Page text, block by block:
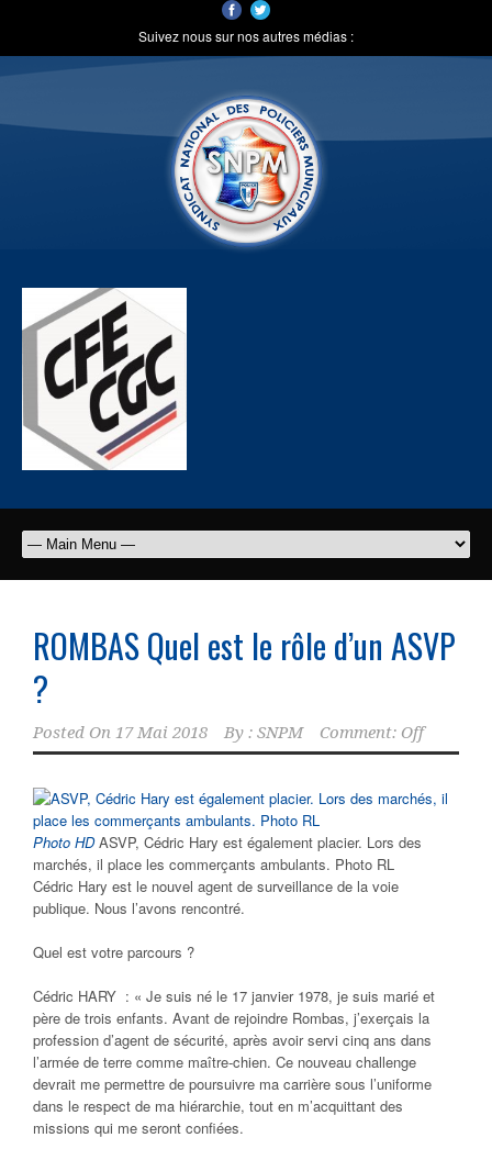
Suivez nous sur nos autres médias :
ROMBAS Quel est le rôle d’un ASVP
?
Posted On 17 Mai 2018 By : SNPM Comment: Off
Photo HDASVP, Cédric Hary est également placier. Lors des
marchés, il place les commerçants ambulants. Photo RL
Cédric Hary est le nouvel agent de surveillance de la voie
publique. Nous l’avons rencontré.
Quel est votre parcours ?
Cédric HARY : « Je suis né le 17 janvier 1978, je suis marié et
père de trois enfants. Avant de rejoindre Rombas, j’exerçais la
profession d’agent de sécurité, après avoir servi cinq ans dans
l’armée de terre comme maître-chien. Ce nouveau challenge
devrait me permettre de poursuivre ma carrière sous l’uniforme
dans le respect de ma hiérarchie, tout en m’acquittant des
missions qui me seront confiées.